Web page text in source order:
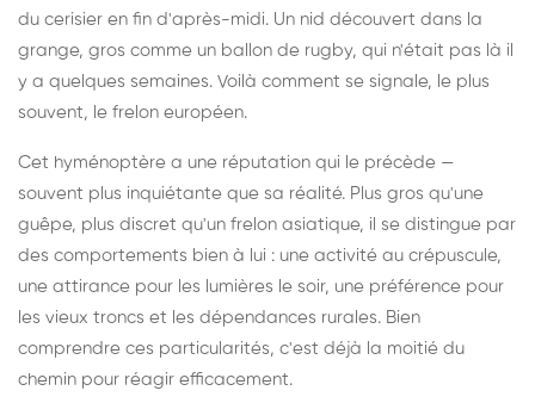
du cerisier en fin d'après-midi. Un nid découvert dans la
grange, gros comme un ballon de rugby, qui n'était pas là il
y a quelques semaines. Voilà comment se signale, le plus
souvent, le frelon européen.
Cet hyménoptère a une réputation qui le précède —
souvent plus inquiétante que sa réalité. Plus gros qu'une
guêpe, plus discret qu'un frelon asiatique, il se distingue par
des comportements bien à lui : une activité au crépuscule,
une attirance pour les lumières le soir, une préférence pour
les vieux troncs et les dépendances rurales. Bien
comprendre ces particularités, c'est déjà la moitié du
chemin pour réagir efficacement.